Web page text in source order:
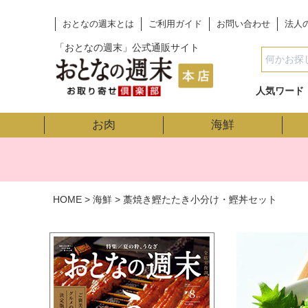
おとなの週末とは ご利用ガイド お問い合わせ 法人
「おとなの週末」公式通販サイト
人気ワード
お肉 海鮮
HOME 海鮮 藁焼き鰹たたき小分け・鰹丼セット